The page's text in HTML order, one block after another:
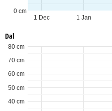
1 Dec 1 Jan
0 cm
Dal
40 cm
50 cm
60 cm
70 cm
80 cm